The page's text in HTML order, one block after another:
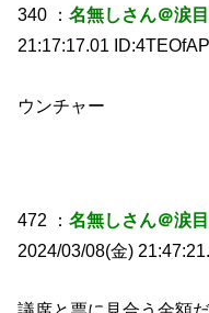
340 ：名無しさん＠涙
21:17:17.01
ウンチャー
472 ：名無しさん＠涙
2024/03/08(金)